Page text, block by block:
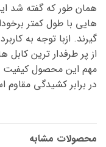
همان طور که گفته شد
هایی با طول کمتر
گیرند. ازبا توجه به
از پر طرفدار ترین
مهم این محصول کیفیت
در برابر کشیدگی مقاوم
محصولات مشابه